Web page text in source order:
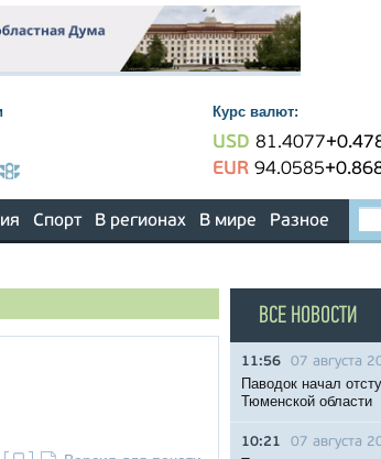
Курс валют:
USD 81.4077
EUR 94.0585
Спорт В регионах В мире Разное
ВСЕ НОВОСТИ
11:56 07 августа
Паводок начал
Тюменской области
10:21 07 августа